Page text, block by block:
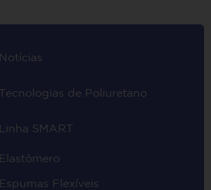
Notícias
Tecnologias de Poliuretano
Linha SMART
Elastômero
Espumas Flexíveis